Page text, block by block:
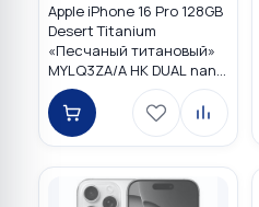
Apple iPhone 16 Pro 128GB
Desert Titanium
«Песчаный титановый»
MYLQ3ZA/A HK DUAL nano
SIM